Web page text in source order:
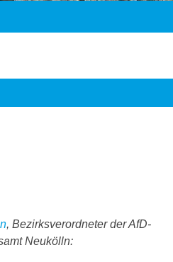
, Bezirksverordneter der AfD-
Neukölln: